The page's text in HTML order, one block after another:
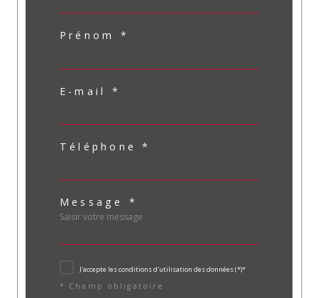
Prénom *
E-mail *
Téléphone *
Message *
J'accepte les conditions d'utilisation des données (*)*
* Champ obligatoire